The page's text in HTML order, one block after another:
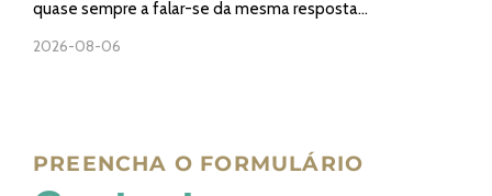
quase sempre a falar-se da mesma resposta...
2026-08-06
PREENCHA O FORMULÁRIO